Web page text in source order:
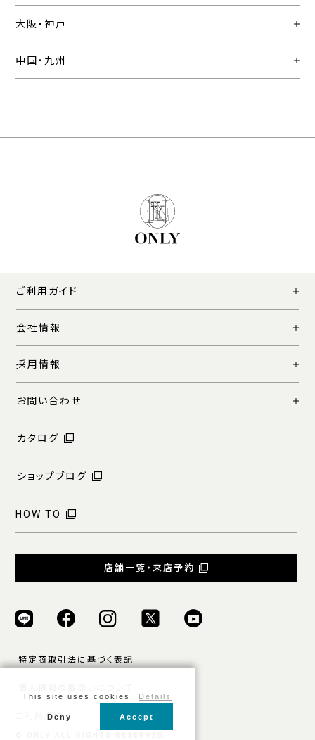
大阪・神戸
中国・九州
ご利用ガイド
会社情報
採用情報
お問い合わせ
カタログ
ショップブログ
HOW TO
店舗一覧・来店予約
特定商取引法に基づく表記
ご利用規約
This site uses cookies. Details
Deny Accept